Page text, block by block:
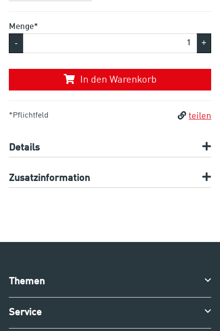
Menge*
- +
In den Warenkorb
*Pflichtfeld teilen
Details
Zusatzinformation
Themen
Service